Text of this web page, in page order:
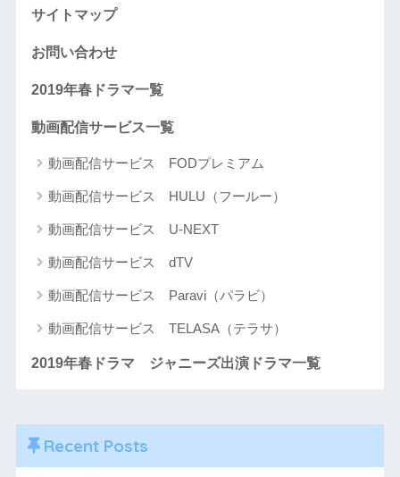
サイトマップ
お問い合わせ
2019年春ドラマ一覧
動画配信サービス一覧
動画配信サービス FODプレミアム
動画配信サービス HULU（フールー）
動画配信サービス U-NEXT
動画配信サービス dTV
動画配信サービス Paravi（パラビ）
動画配信サービス TELASA（テラサ）
2019年春ドラマ ジャニーズ出演ドラマ一覧
Recent Posts